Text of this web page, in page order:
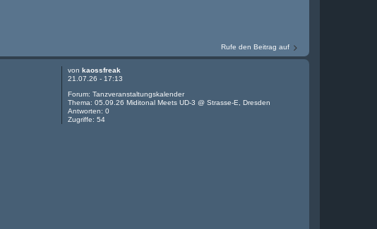
Rufe den Beitrag auf
vonkaossfreak
21.07.26 - 17:13
Forum:Tanzveranstaltungskalender
Thema:05.09.26 Miditonal Meets UD-3 @ Strasse-E, Dresden
Antworten:0
Zugriffe:54